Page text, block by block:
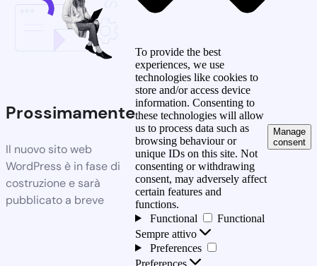
Prossimamente
Il nuovo sito web
WordPress è in fase di
costruzione e sarà
pubblicato a breve
To provide the best
experiences, we use
technologies like cookies to
store and/or access device
information. Consenting to
these technologies will allow
us to process data such as
browsing behaviour or
unique IDs on this site. Not
consenting or withdrawing
consent, may adversely affect
certain features and
functions.
Functional
Functional
Sempre attivo
Preferences
Preferences
Manage
consent